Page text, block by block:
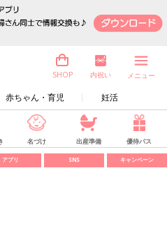
赤ちゃん・育児 妊活
SHOP 内祝い メニュー
名づけ 出産準備 優待パス
アプリ SNS キャンペーン